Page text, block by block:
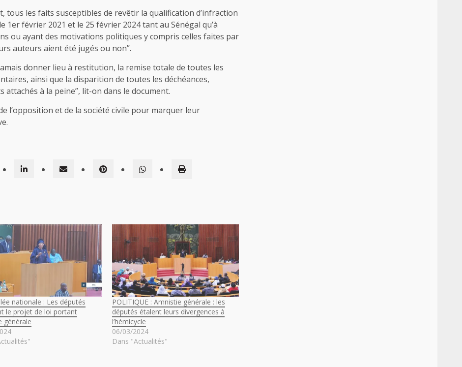
tous les faits susceptibles de revêtir la qualification d’infraction
février 2021 et le 25 février 2024 tant au Sénégal qu’à
ou ayant des motivations politiques y compris celles faites par
auteurs aient été jugés ou non”.
donner lieu à restitution, la remise totale de toutes les
ainsi que la disparition de toutes les déchéances,
à la peine”, lit-on dans le document.
l’opposition et de la société civile pour marquer leur
nationale : Les députés
le projet de loi portant
générale
POLITIQUE : Amnistie générale : les
députés étalent leurs divergences à
l’hémicycle
06/03/2024
Dans "Actualités"